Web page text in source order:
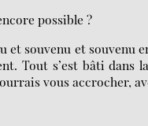
possible ?
et souvenu et souvenu
Tout s’est bâti dans
vous accrocher,